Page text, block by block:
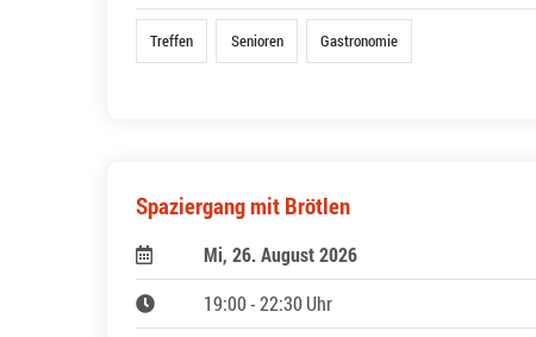
Treffen Senioren Gastronomie
Spaziergang mit Brötlen
Mi, 26. August 2026
19:00 - 22:30 Uhr